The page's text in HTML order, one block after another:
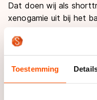
Toestemming
Dat doen wij als
xenogamie uit bij het
Jorien ter Mors
die een drie kilometer
langebaan schaats,
shorttrackbaan omdat